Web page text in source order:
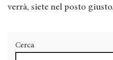
verrà, siete nel posto giusto.
Cerca